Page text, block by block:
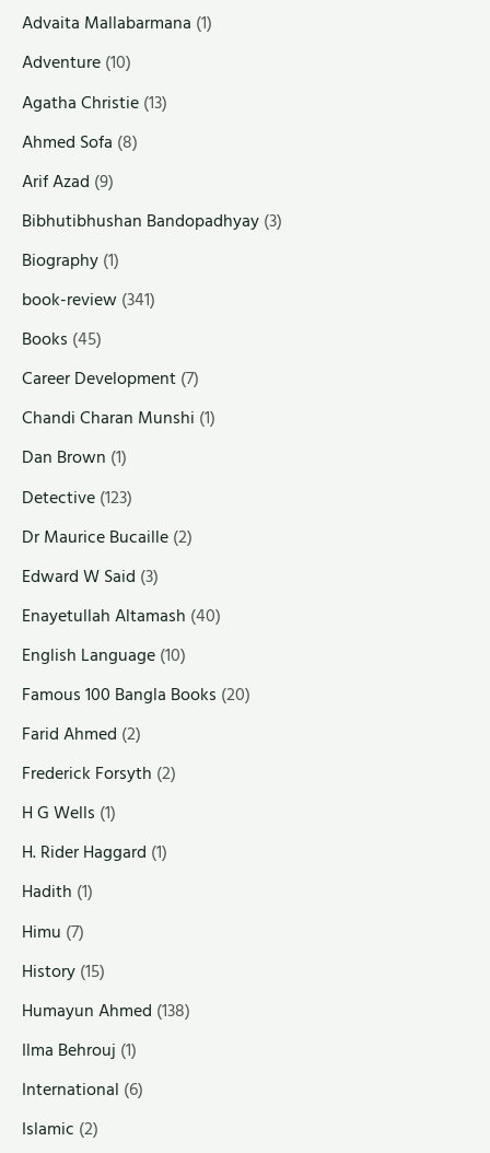
Advaita Mallabarmana (1)
Adventure(10)
Agatha Christie(13)
Ahmed Sofa (8)
Arif Azad (9)
Bibhutibhushan Bandopadhyay(3)
Biography(1)
book-review(341)
Books (45)
Career Development(7)
Chandi Charan Munshi (1)
Dan Brown (1)
Detective(123)
Dr Maurice Bucaille(2)
Edward W Said (3)
Enayetullah Altamash (40)
English Language(10)
Famous 100 Bangla Books (20)
Farid Ahmed (2)
Frederick Forsyth (2)
H G Wells (1)
H. Rider Haggard (1)
Hadith (1)
Himu (7)
History(15)
Humayun Ahmed (138)
Ilma Behrouj (1)
International (6)
Islamic (2)